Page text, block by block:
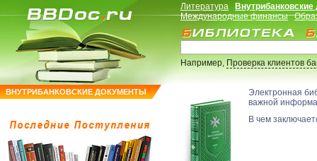
ВНУТРИБАНКОВСКИЕ ДОКУМЕНТЫ
Литература
Международные финансы
Например,Проверка клиентов
Электронная
важной
В чем